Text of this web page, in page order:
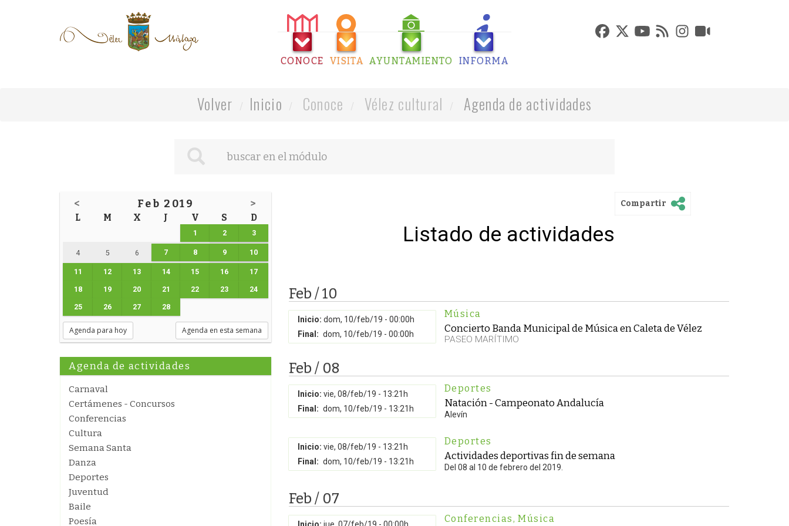
CONOCE VISITA AYUNTAMIENTO INFORMA
Volver Inicio Conoce Vélez cultural Agenda de actividades
< Feb 2019 >
L M X J V S D
1 2 3
4 5 6 7 8 9 10
11 12 13 14 15 16 17
18 19 20 21 22 23 24
25 26 27 28
Agenda para hoy Agenda en esta semana
Agenda de actividades
Carnaval
Certámenes - Concursos
Conferencias
Cultura
Semana Santa
Danza
Deportes
Juventud
Baile
Poesía
Compartir
Listado de actividades
Feb / 10
Inicio: dom, 10/feb/19 - 00:00h
Final: dom, 10/feb/19 - 00:00h
Música
Concierto Banda Municipal de Música en Caleta de Vélez
PASEO MARÍTIMO
Feb / 08
Inicio: vie, 08/feb/19 - 13:21h
Final: dom, 10/feb/19 - 13:21h
Deportes
Natación - Campeonato Andalucía
Alevín
Inicio: vie, 08/feb/19 - 13:21h
Final: dom, 10/feb/19 - 13:21h
Deportes
Actividades deportivas fin de semana
Del 08 al 10 de febrero del 2019.
Feb / 07
Conferencias, Música